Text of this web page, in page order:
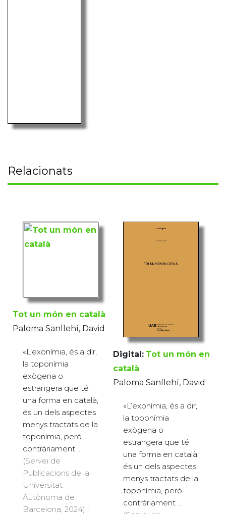
Relacionats
Tot un món en català
Paloma Sanllehí, David
«L’exonímia, és a dir,
la toponímia
exògena o
estrangera que té
una forma en català,
és un dels aspectes
menys tractats de la
toponímia, però
contràriament ...
(Servei de
Publicacions de la
Universitat
Autònoma de
Barcelona, 2024) ·
Digital: Tot un món en
català
Paloma Sanllehí, David
«L’exonímia, és a dir,
la toponímia
exògena o
estrangera que té
una forma en català,
és un dels aspectes
menys tractats de la
toponímia, però
contràriament ...